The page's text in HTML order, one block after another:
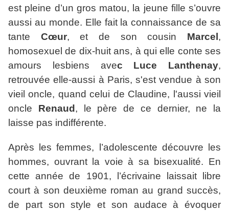
est pleine d’un gros matou, la jeune fille s’ouvre
aussi au monde. Elle fait la connaissance de sa
tante Cœur, et de son cousin Marcel ,
homosexuel de dix-huit ans, à qui elle conte ses
amours lesbiens avec Luce Lanthenay,
retrouvée elle-aussi à Paris, s'est vendue à son
vieil oncle, quand celui de Claudine, l'aussi vieil
oncle Renaud , le père de ce dernier, ne la
laisse pas indifférente.
Après les femmes, l’adolescente découvre les
hommes, ouvrant la voie à sa bisexualité. En
cette année de 1901, l’écrivaine laissait libre
court à son deuxième roman au grand succès,
de part son style et son audace à évoquer